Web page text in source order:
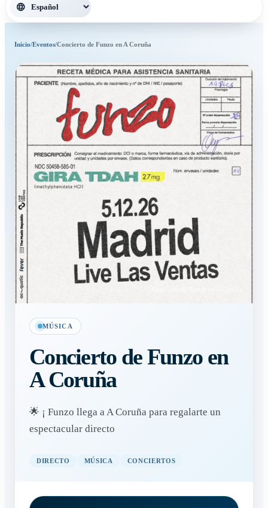
language
Inicio/Eventos/Concierto de Funzo en A Coruña
MÚSICA
Concierto de Funzo en
A Coruña
🌟 ¡ Funzo llega a A Coruña para regalarte un
espectacular directo
DIRECTO MÚSICA CONCIERTOS